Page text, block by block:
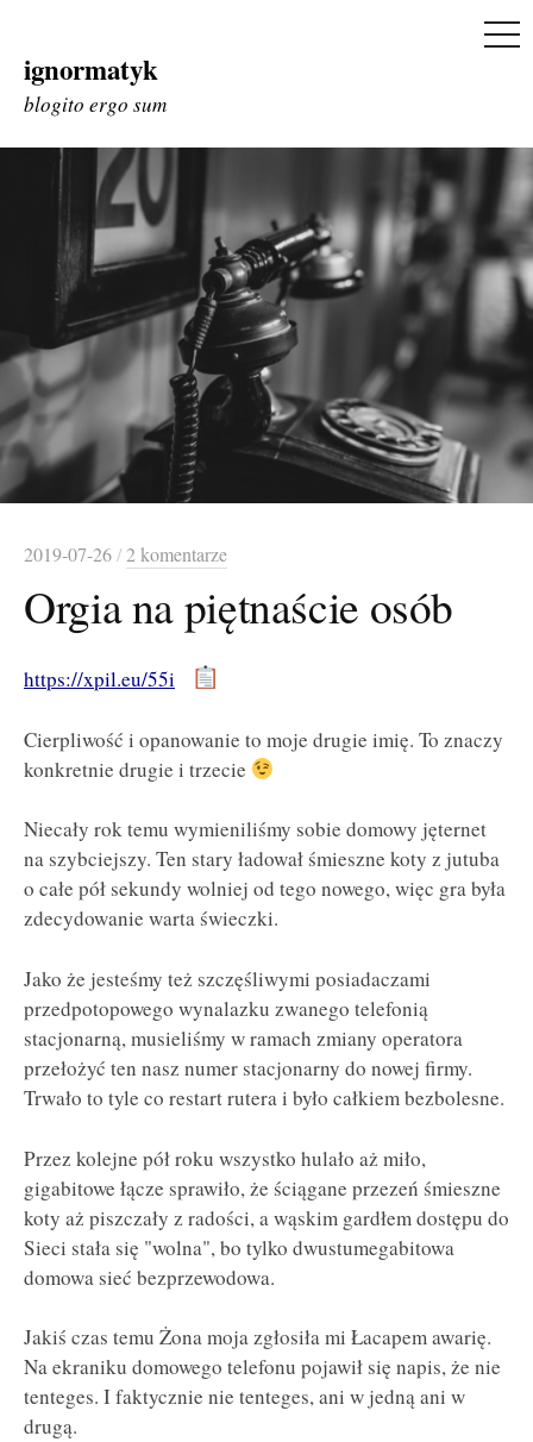
Skip
to
ignormatyk
blogito ergo sum
2019-07-26/2 komentarze
Orgia na piętnaście osób
https://xpil.eu/55i
Cierpliwość i opanowanie to moje drugie imię. To znaczy
konkretnie drugie i trzecie
Niecały rok temu wymieniliśmy sobie domowy jęternet
na szybciejszy. Ten stary ładował śmieszne koty z jutuba
o całe pół sekundy wolniej od tego nowego, więc gra była
zdecydowanie warta świeczki.
Jako że jesteśmy też szczęśliwymi posiadaczami
przedpotopowego wynalazku zwanego telefonią
stacjonarną, musieliśmy w ramach zmiany operatora
przełożyć ten nasz numer stacjonarny do nowej firmy.
Trwało to tyle co restart rutera i było całkiem bezbolesne.
Przez kolejne pół roku wszystko hulało aż miło,
gigabitowe łącze sprawiło, że ściągane przezeń śmieszne
koty aż piszczały z radości, a wąskim gardłem dostępu do
Sieci stała się "wolna", bo tylko dwustumegabitowa
domowa sieć bezprzewodowa.
Jakiś czas temu Żona moja zgłosiła mi Łacapem awarię.
Na ekraniku domowego telefonu pojawił się napis, że nie
tenteges. I faktycznie nie tenteges, ani w jedną ani w
drugą.